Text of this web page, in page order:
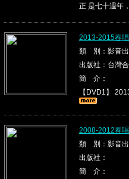
正 是七十週年
2013-2015春
類 別：影音
出版社：台灣
簡 介：
【DVD1】
2008-2012春
類 別：影音
出版社：
簡 介：